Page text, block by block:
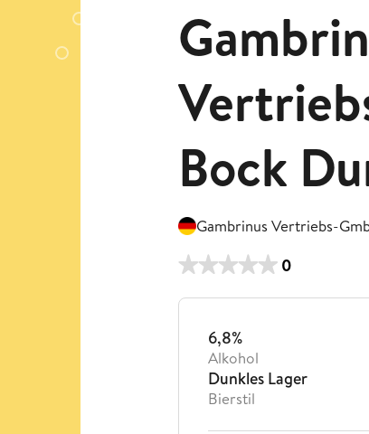
Bock
Gambrinus Vertriebs-
0
6,8%
Alkohol
Dunkles Lager
Bierstil